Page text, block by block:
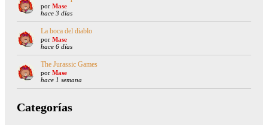
por Mase
hace 3 días
La boca del diablo
por Mase
hace 6 días
The Jurassic Games
por Mase
hace 1 semana
Categorías